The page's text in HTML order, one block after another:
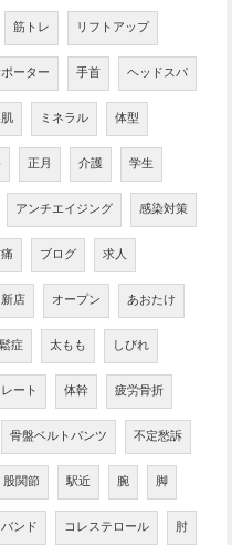
筋トレ リフトアップ
ーター 手首 ヘッドスパ
ミネラル 体型
正月 介護 学生
アンチエイジング 感染対策
ブログ 求人
新店 オープン あおたけ
症 太もも しびれ
ート 体幹 疲労骨折
骨盤ベルトパンツ 不定愁訴
股関節 駅近 腕 脚
バンド コレステロール 肘